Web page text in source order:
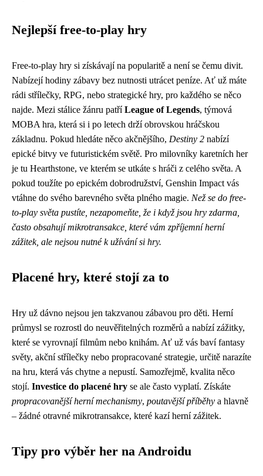
Nejlepší free-to-play hry
Free-to-play hry si získávají na popularitě a není se čemu divit.
Nabízejí hodiny zábavy bez nutnosti utrácet peníze. Ať už máte
rádi střílečky, RPG, nebo strategické hry, pro každého se něco
najde. Mezi stálice žánru patříLeague of Legends, týmová
MOBA hra, která si i po letech drží obrovskou hráčskou
základnu. Pokud hledáte něco akčnějšího, Destiny 2 nabízí
epické bitvy ve futuristickém světě. Pro milovníky karetních her
je tu Hearthstone, ve kterém se utkáte s hráči z celého světa. A
pokud toužíte po epickém dobrodružství, Genshin Impact vás
vtáhne do svého barevného světa plného magie. Než se do free-
to-play světa pustíte, nezapomeňte, že i když jsou hry zdarma,
často obsahují mikrotransakce, které vám zpříjemní herní
zážitek, ale nejsou nutné k užívání si hry.
Placené hry, které stojí za to
Hry už dávno nejsou jen takzvanou zábavou pro děti. Herní
průmysl se rozrostl do neuvěřitelných rozměrů a nabízí zážitky,
které se vyrovnají filmům nebo knihám. Ať už vás baví fantasy
světy, akční střílečky nebo propracované strategie, určitě narazíte
na hru, která vás chytne a nepustí. Samozřejmě, kvalita něco
stojí. Investice do placené hry se ale často vyplatí. Získáte
propracovanější herní mechanismy, poutavější příběhy a hlavně
– žádné otravné mikrotransakce, které kazí herní zážitek.
Tipy pro výběr her na Androidu